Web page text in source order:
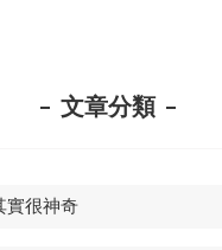
文章分類
實很神奇